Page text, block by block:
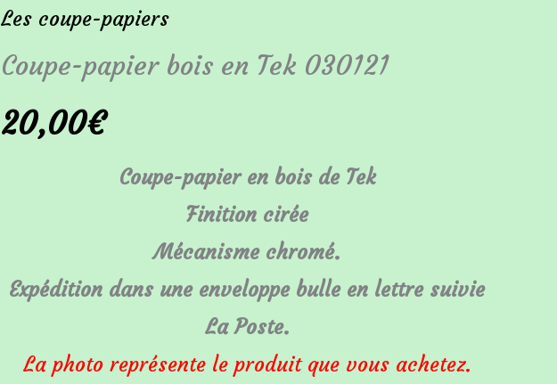
Les coupe-papiers
Coupe-papier bois en Tek 030121
20,00€
Coupe-papier en bois de Tek
Finition cirée
Mécanisme chromé.
Expédition dans une enveloppe bulle en lettre suivie
La Poste.
La photo représente le produit que vous achetez.
Coupe-
papier
en